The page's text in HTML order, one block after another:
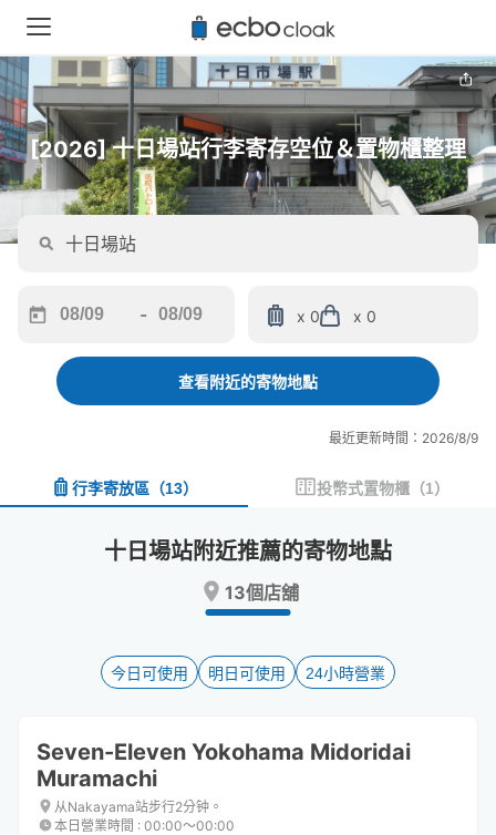
[2026] 十日場站行李寄存空位＆置物櫃整理
forward
interact
and
keyboard
shortcuts
for
changing
-
backward
interact
and
a
date.
key
to
keyboard
shortcuts
for
changing
x 0 x 0
查看附近的寄物地點
最近更新時間：2026/8/9
行李寄放區 （13） 投幣式置物櫃 （1）
十日場站附近推薦的寄物地點
13個店舖
今日可使用 明日可使用 24小時營業
Seven-Eleven Yokohama Midoridai
Muramachi
从Nakayama站步行2分钟。
本日營業時間 : 00:00〜00:00